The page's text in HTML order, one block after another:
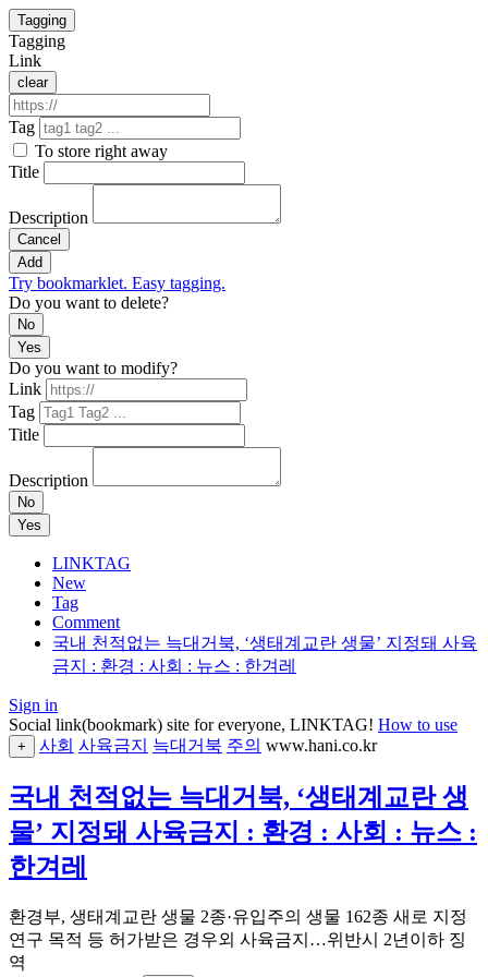
Tagging
Tagging
Link
clear
Tag
To store right away
Title
Description
Cancel
Add
Try bookmarklet. Easy tagging.
Do you want to delete?
No
Yes
Do you want to modify?
Link
Tag
Title
Description
No
Yes
LINKTAG
New
Tag
Comment
국내 천적없는 늑대거북, ‘생태계교란 생물’ 지정돼 사육
금지 : 환경 : 사회 : 뉴스 : 한겨레
Sign in
Social link(bookmark) site for everyone, LINKTAG! How to use
+ 사회 사육금지 늑대거북 주의 www.hani.co.kr
국내 천적없는 늑대거북, ‘생태계교란 생
물’ 지정돼 사육금지 : 환경 : 사회 : 뉴스 :
한겨레
환경부, 생태계교란 생물 2종·유입주의 생물 162종 새로 지정
연구 목적 등 허가받은 경우외 사육금지…위반시 2년이하 징
역